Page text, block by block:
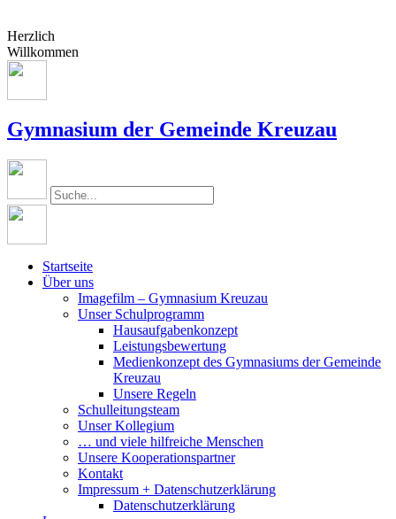
Herzlich
Willkommen
Gymnasium der Gemeinde Kreuzau
Startseite
Über uns
Imagefilm – Gymnasium Kreuzau
Unser Schulprogramm
Hausaufgabenkonzept
Leistungsbewertung
Medienkonzept des Gymnasiums der Gemeinde
Kreuzau
Unsere Regeln
Schulleitungsteam
Unser Kollegium
… und viele hilfreiche Menschen
Unsere Kooperationspartner
Kontakt
Impressum + Datenschutzerklärung
Datenschutzerklärung